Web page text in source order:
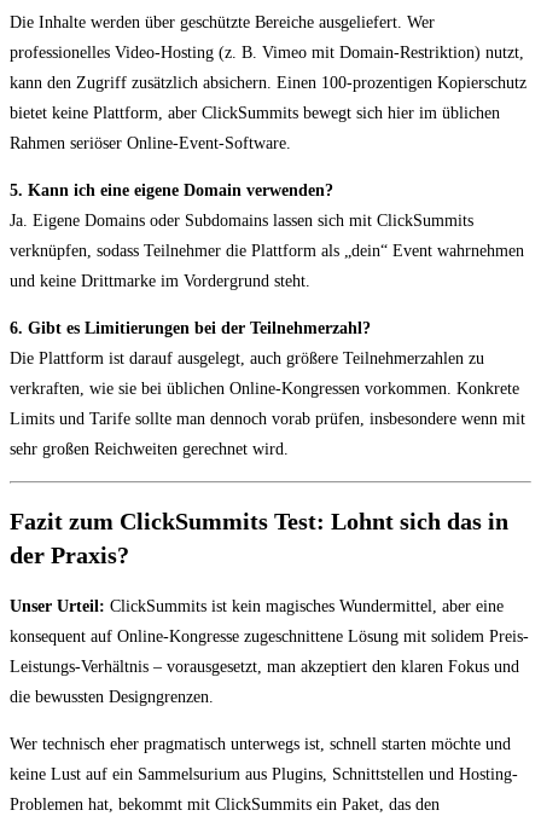
Die Inhalte werden über geschützte Bereiche ausgeliefert. Wer
professionelles Video-Hosting (z. B. Vimeo mit Domain-Restriktion) nutzt,
kann den Zugriff zusätzlich absichern. Einen 100-prozentigen Kopierschutz
bietet keine Plattform, aber ClickSummits bewegt sich hier im üblichen
Rahmen seriöser Online-Event-Software.
5. Kann ich eine eigene Domain verwenden?
Ja. Eigene Domains oder Subdomains lassen sich mit ClickSummits
verknüpfen, sodass Teilnehmer die Plattform als „dein“ Event wahrnehmen
und keine Drittmarke im Vordergrund steht.
6. Gibt es Limitierungen bei der Teilnehmerzahl?
Die Plattform ist darauf ausgelegt, auch größere Teilnehmerzahlen zu
verkraften, wie sie bei üblichen Online-Kongressen vorkommen. Konkrete
Limits und Tarife sollte man dennoch vorab prüfen, insbesondere wenn mit
sehr großen Reichweiten gerechnet wird.
Fazit zum ClickSummits Test: Lohnt sich das in
der Praxis?
Unser Urteil: ClickSummits ist kein magisches Wundermittel, aber eine
konsequent auf Online-Kongresse zugeschnittene Lösung mit solidem Preis-
Leistungs-Verhältnis – vorausgesetzt, man akzeptiert den klaren Fokus und
die bewussten Designgrenzen.
Wer technisch eher pragmatisch unterwegs ist, schnell starten möchte und
keine Lust auf ein Sammelsurium aus Plugins, Schnittstellen und Hosting-
Problemen hat, bekommt mit ClickSummits ein Paket, das den